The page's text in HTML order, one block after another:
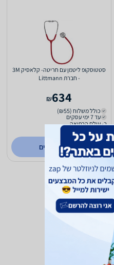
סטטוסקופ ליטמן עם חריטה- קלאסיק 3M
- חברת Littmann
634
₪
כולל משלוח (₪55)
עד 7 ימי עסקים
ב- עולם הרפואה
(1)
לפרטים נוספים